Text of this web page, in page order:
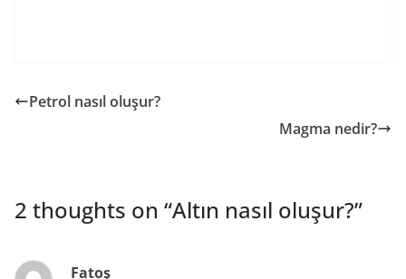
Petrol nasıl oluşur?
Magma nedir?
2 thoughts on “Altın nasıl oluşur?”
Fatoş